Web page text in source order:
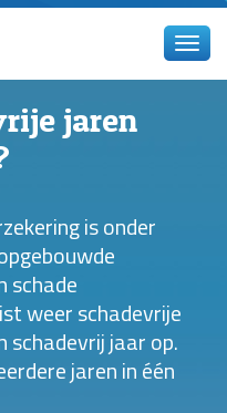
jaren
is onder
schade
weer schadevrije
schadevrij jaar op.
jaren in één